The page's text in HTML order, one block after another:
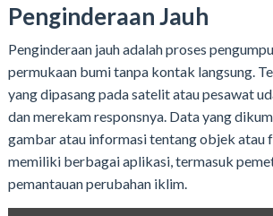
Penginderaan Jauh
Penginderaan jauh adalah proses
permukaan bumi tanpa kontak langsung.
yang dipasang pada satelit atau pesawat
dan merekam responsnya. Data yang
gambar atau informasi tentang objek atau
memiliki berbagai aplikasi, termasuk
pemantauan perubahan iklim.